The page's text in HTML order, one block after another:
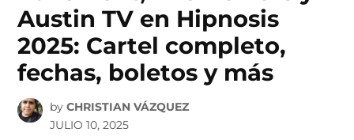
Austin TV en Hipnosis
2025: Cartel completo,
fechas, boletos y más
by CHRISTIAN VÁZQUEZ
JULIO 10, 2025